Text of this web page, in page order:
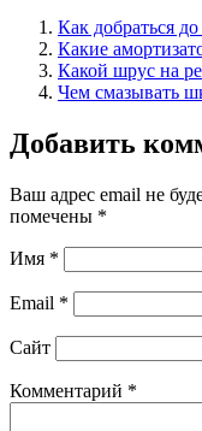
Как добраться
Какие
Какой шрус на
Чем смазывать
Добавить
Ваш адрес email не
помечены *
Имя *
Email *
Сайт
Комментарий *